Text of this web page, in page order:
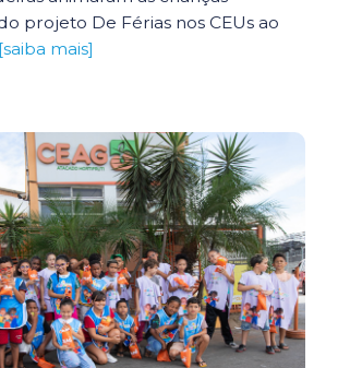
projeto De Férias nos CEUs ao
[saiba mais]